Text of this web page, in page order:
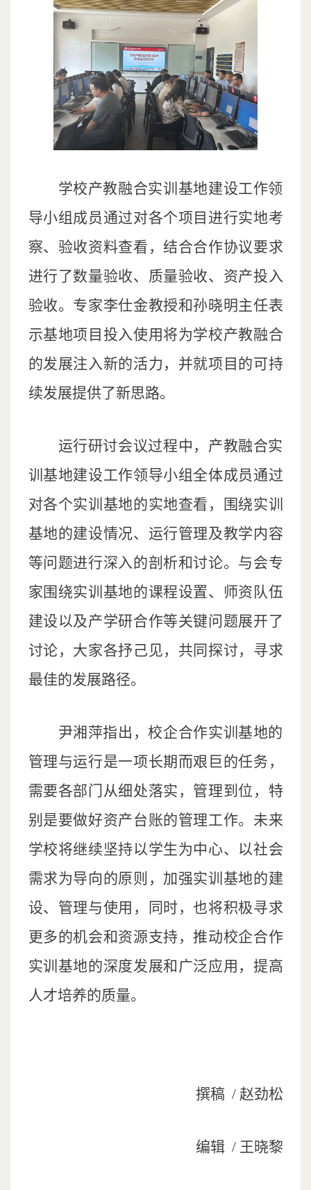
学校产教融合实训基地建设工作领
导小组成员通过对各个项目进行实地考
察、验收资料查看，结合合作协议要求
进行了数量验收、质量验收、资产投入
验收。专家李仕金教授和孙晓明主任表
示基地项目投入使用将为学校产教融合
的发展注入新的活力，并就项目的可持
续发展提供了新思路。
运行研讨会议过程中，产教融合实
训基地建设工作领导小组全体成员通过
对各个实训基地的实地查看，围绕实训
基地的建设情况、运行管理及教学内容
等问题进行深入的剖析和讨论。与会专
家围绕实训基地的课程设置、师资队伍
建设以及产学研合作等关键问题展开了
讨论，大家各抒己见，共同探讨，寻求
最佳的发展路径。
尹湘萍指出，校企合作实训基地的
管理与运行是一项长期而艰巨的任务，
需要各部门从细处落实，管理到位，特
别是要做好资产台账的管理工作。未来
学校将继续坚持以学生为中心、以社会
需求为导向的原则，加强实训基地的建
设、管理与使用，同时，也将积极寻求
更多的机会和资源支持，推动校企合作
实训基地的深度发展和广泛应用，提高
人才培养的质量。
撰稿 / 赵劲松
编辑 / 王晓黎